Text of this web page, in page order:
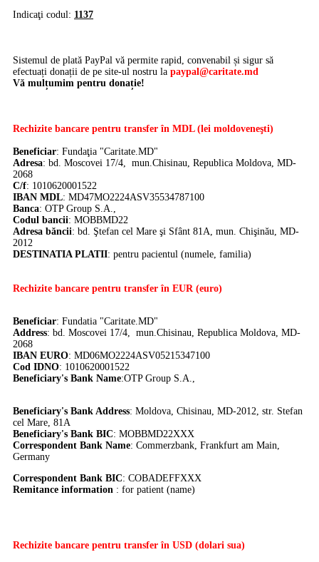
Indicaţi codul: 1137
Sistemul de plată PayPal vă permite rapid, convenabil și sigur să
efectuați donații de pe site-ul nostru la paypal@caritate.md
Vă mulțumim pentru donație!
Rechizite bancare pentru transfer în MDL (lei moldoveneşti)
Beneficiar: Fundaţia "Caritate.MD"
Adresa: bd. Moscovei 17/4, mun.Chisinau, Republica Moldova, MD-
2068
C/f: 1010620001522
IBAN MDL: MD47MO2224ASV35534787100
Banca: OTP Group S.A.,
Codul bancii: MOBBMD22
Adresa băncii: bd. Ştefan cel Mare şi Sfânt 81A, mun. Chişinău, MD-
2012
DESTINATIA PLATII: pentru pacientul (numele, familia)
Rechizite bancare pentru transfer în EUR (euro)
Beneficiar: Fundatia "Caritate.MD"
Address: bd. Moscovei 17/4, mun.Chisinau, Republica Moldova, MD-
2068
IBAN EURO: MD06MO2224ASV05215347100
Cod IDNO: 1010620001522
Beneficiary's Bank Name:OTP Group S.A.,
Beneficiary's Bank Address: Moldova, Chisinau, MD-2012, str. Stefan
cel Mare, 81A
Beneficiary's Bank BIC: MOBBMD22XXX
Correspondent Bank Name: Commerzbank, Frankfurt am Main,
Germany
Correspondent Bank BIC: COBADEFFXXX
Remitance information : for patient (name)
Rechizite bancare pentru transfer în USD (dolari sua)